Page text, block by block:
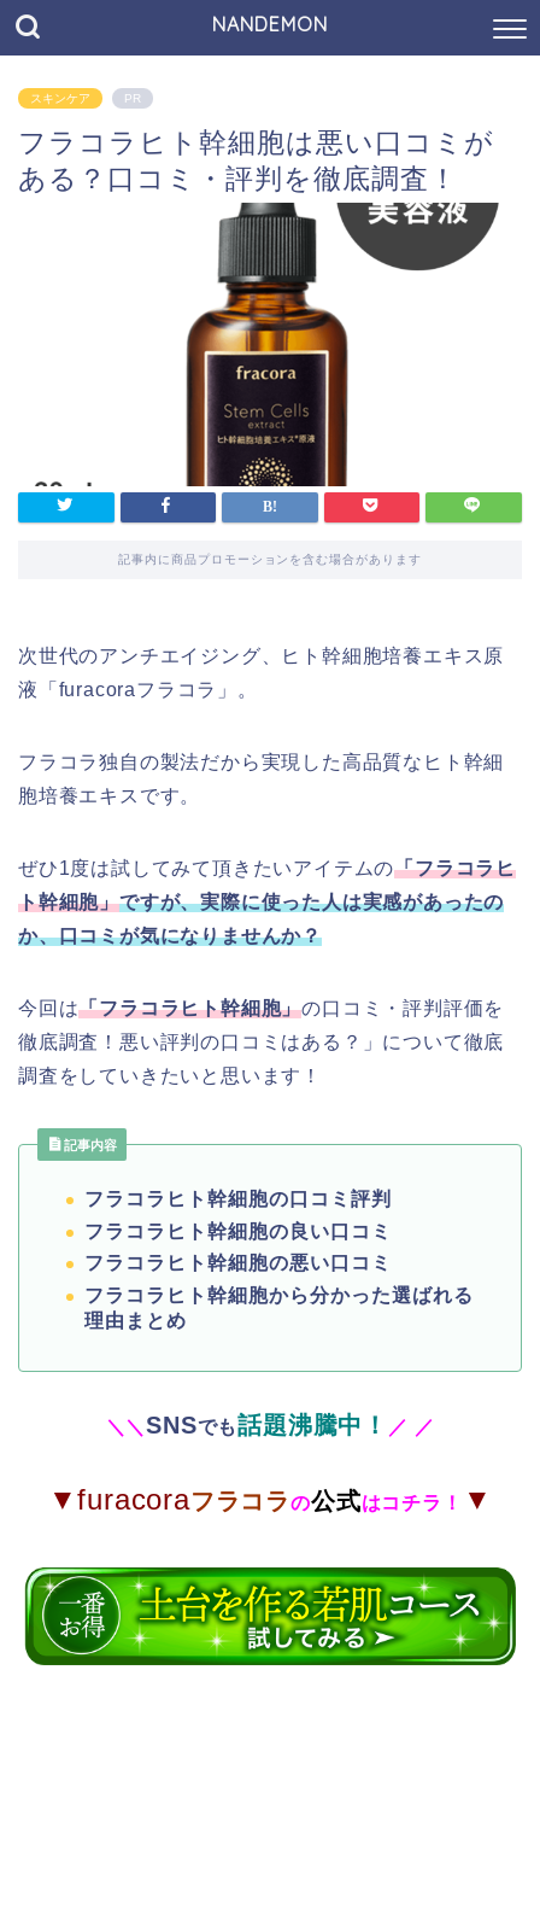
NANDEMON
スキンケア PR
フラコラヒト幹細胞は悪い口コミが
ある？口コミ・評判を徹底調査！
記事内に商品プロモーションを含む場合があります
次世代のアンチエイジング、ヒト幹細胞培養エキス原
液「furacoraフラコラ」。
フラコラ独自の製法だから実現した高品質なヒト幹細
胞培養エキスです。
ぜひ1度は試してみて頂きたいアイテムの「フラコラヒ
ト幹細胞」ですが、実際に使った人は実感があったの
か、口コミが気になりませんか？
今回は「フラコラヒト幹細胞」の口コミ・評判評価を
徹底調査！悪い評判の口コミはある？」について徹底
調査をしていきたいと思います！
記事内容
フラコラヒト幹細胞の口コミ評判
フラコラヒト幹細胞の良い口コミ
フラコラヒト幹細胞の悪い口コミ
フラコラヒト幹細胞から分かった選ばれる
理由まとめ
＼ ＼SNSでも話題沸騰中！ ／ ／
▼furacoraフラコラの公式はコチラ！ ▼